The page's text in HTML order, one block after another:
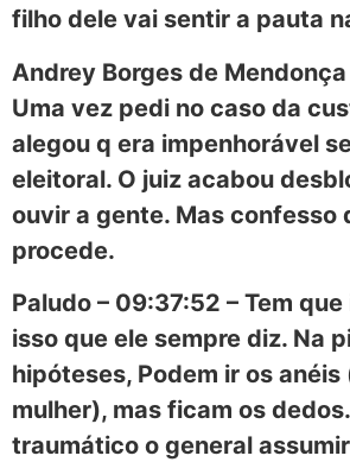
filho dele vai sentir a pauta
Andrey Borges de Mendonça
Uma vez pedi no caso da
alegou q era impenhorável
eleitoral. O juiz acabou
ouvir a gente. Mas confesso
procede.
Paludo – 09:37:52 – Tem
isso que ele sempre diz. Na
hipóteses, Podem ir os anéis
mulher), mas ficam os
traumático o general